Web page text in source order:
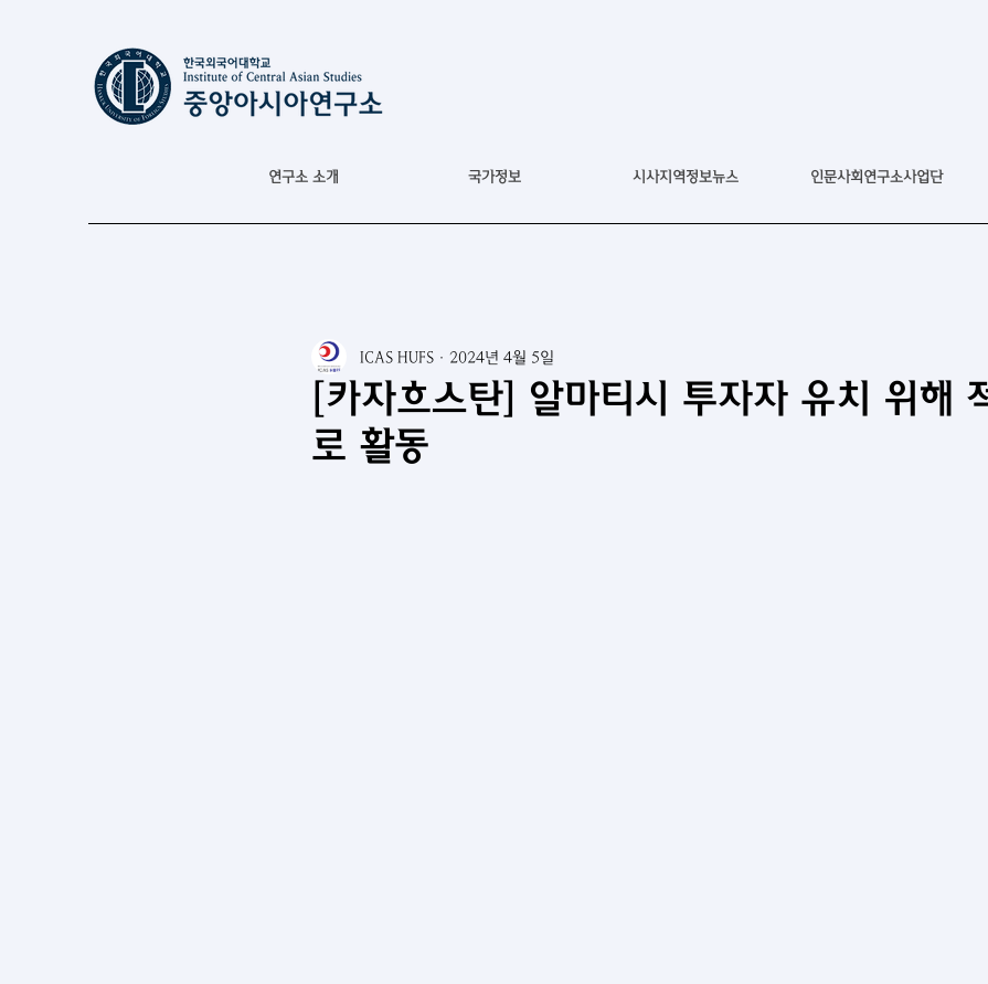
연구소 소개 국가정보 시사지역정보뉴스 인문사회연구소사업단
[카자흐스탄] 알마티시 투자자 유치 위해
로 활동
ICAS HUFS 2024년 4월 5일